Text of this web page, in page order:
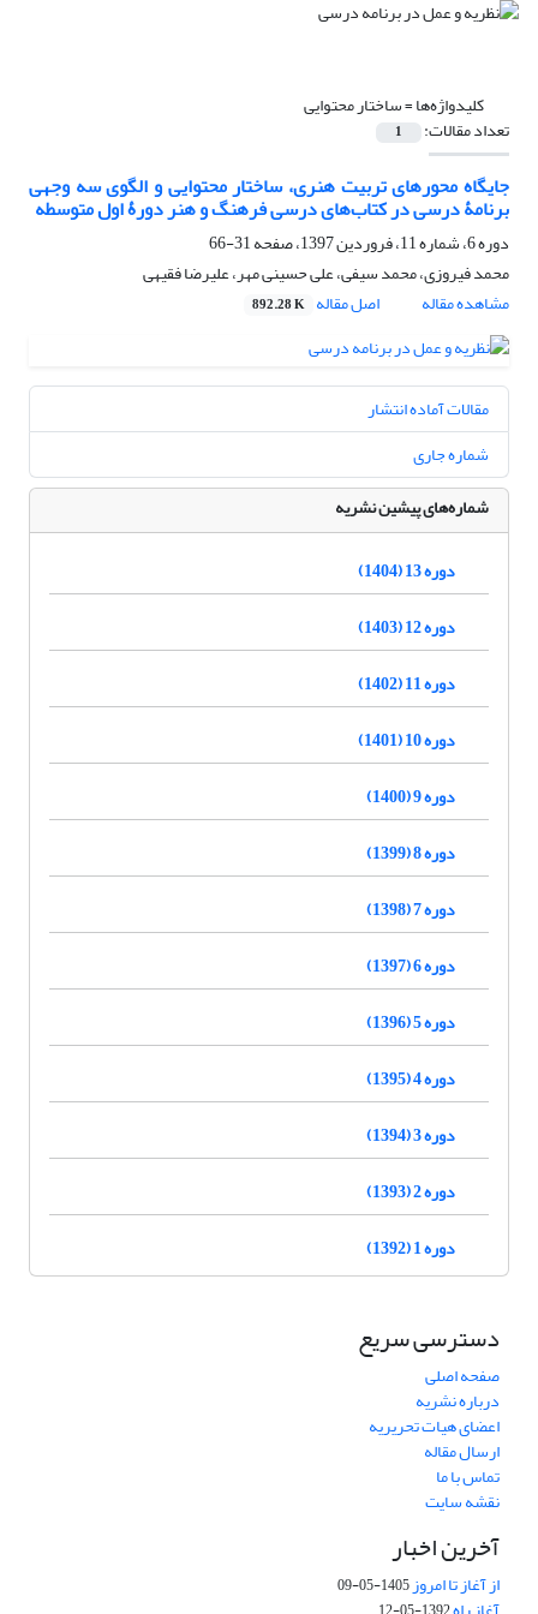
کلیدواژه‌ها =ساختار محتوایی
تعداد مقالات: 1
جایگاه محورهای تربیت هنری، ساختار محتوایی و الگوی سه وجهی
برنامۀ درسی در کتاب‌های درسی فرهنگ و هنر دورۀ اول متوسطه
دوره 6، شماره 11، فروردین 1397، صفحه
31-66
محمد فیروزی، محمد سیفی، علی حسینی مهر، علیرضا فقیهی
مشاهده مقاله
اصل مقاله 892.28 K
مقالات آماده انتشار
شماره جاری
شماره‌های پیشین نشریه
دوره 13 (1404)
دوره 12 (1403)
دوره 11 (1402)
دوره 10 (1401)
دوره 9 (1400)
دوره 8 (1399)
دوره 7 (1398)
دوره 6 (1397)
دوره 5 (1396)
دوره 4 (1395)
دوره 3 (1394)
دوره 2 (1393)
دوره 1 (1392)
دسترسی سریع
صفحه اصلی
درباره نشریه
اعضای هیات تحریریه
ارسال مقاله
تماس با ما
نقشه سایت
آخرین اخبار
از آغاز تا امروز1405-05-09